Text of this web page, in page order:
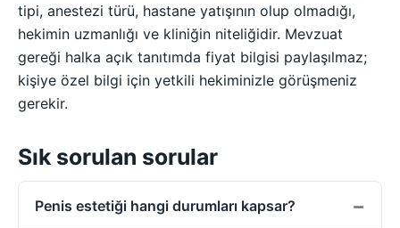
tipi, anestezi türü, hastane yatışının olup olmadığı,
hekimin uzmanlığı ve kliniğin niteliğidir. Mevzuat
gereği halka açık tanıtımda fiyat bilgisi paylaşılmaz;
kişiye özel bilgi için yetkili hekiminizle görüşmeniz
gerekir.
Sık sorulan sorular
Penis estetiği hangi durumları kapsar?